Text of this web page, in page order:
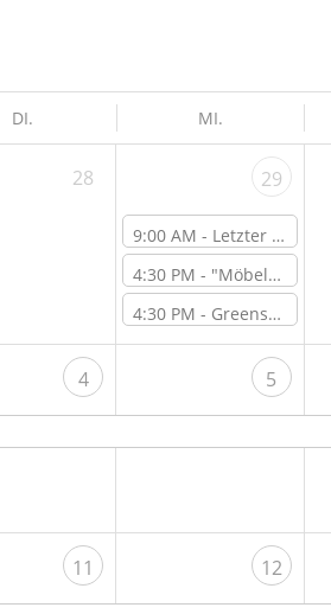
DI. MI.
28 29
9:00 AM - Letzter Open Lab Day vor der Sommerschließzeit
4:30 PM - "Möbel-Makeover" – Online-Workshop
4:30 PM - Greenspace Get Together – vor Ort im ViNN:Lab
4 5
11 12